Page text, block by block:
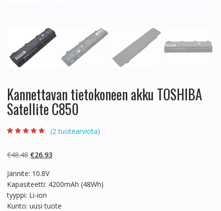
Kannettavan tietokoneen akku TOSHIBA
Satellite C850
asiakkaan
(2tuotearviota)
€48.48 Alkuperäinen
oli:
€48.48.
€26.93Nykyinen
€26.93.
Jännite: 10.8V
Kapasiteetti: 4200mAh (48Wh)
tyyppi: Li-ion
Kunto: uusi tuote